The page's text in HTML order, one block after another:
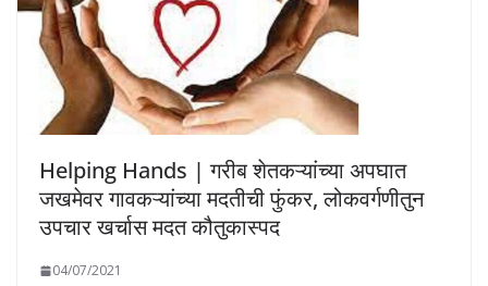
Helping Hands | गरीब शेतकऱ्यांच्या अपघात
जखमेवर गावकऱ्यांच्या मदतीची फुंकर, लोकवर्गणीतुन
उपचार खर्चास मदत कौतुकास्पद
04/07/2021